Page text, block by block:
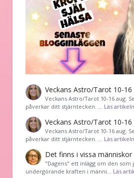
Veckans Astro/Tarot 10-16
Veckans Astro/Tarot 10-16 aug.
påverkar ditt stjärntecken. … Läs
Veckans Astro/Tarot 10-16
Veckans Astro/Tarot 10-16 aug.
påverkar ditt stjärntecken. … Läs
Det finns i vissa
"Dagens" ett inlägg om den
undergörande kraften i männi… Läs